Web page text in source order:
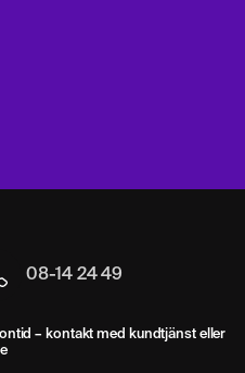
08-14 24 49
– kontakt med kundtjänst eller